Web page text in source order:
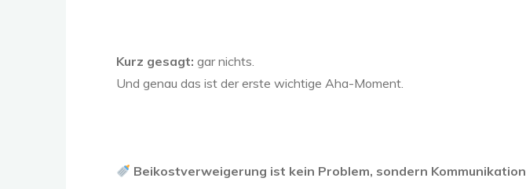
Kurz gesagt: gar nichts.
Und genau das ist der erste wichtige Aha-Moment.
Beikostverweigerung ist kein Problem, sondern Kommunikation